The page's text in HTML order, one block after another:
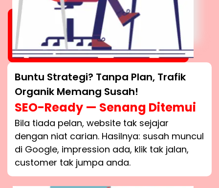
Buntu Strategi? Tanpa Plan, Trafik
Organik Memang Susah!
SEO-Ready — Senang Ditemui
Bila tiada pelan, website tak sejajar
dengan niat carian. Hasilnya: susah muncul
di Google, impression ada, klik tak jalan,
customer tak jumpa anda.